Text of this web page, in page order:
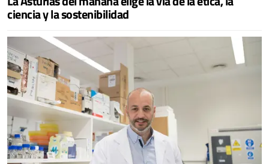
ciencia y la sostenibilidad